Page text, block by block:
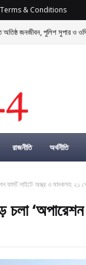
Terms & Conditions
অতিষ্ঠ জনজীবন, পুলিশ সুপার ও
গাছ লাগিয়ে অক্সিজেন
রাজনীতি অর্থনীতি
ফার্স্ট লাইটে অস্ত্র ও মাদকসহ ২১
চলা